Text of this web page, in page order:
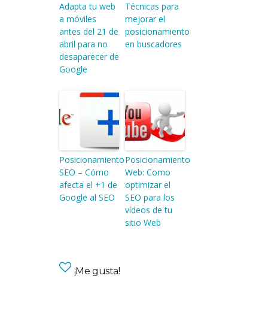
Adapta tu web
a móviles
antes del 21 de
abril para no
desaparecer de
Google
Técnicas para
mejorar el
posicionamiento
en buscadores
Posicionamiento
SEO – Cómo
afecta el +1 de
Google al SEO
Posicionamiento
Web: Como
optimizar el
SEO para los
vídeos de tu
sitio Web
¡Me gusta!